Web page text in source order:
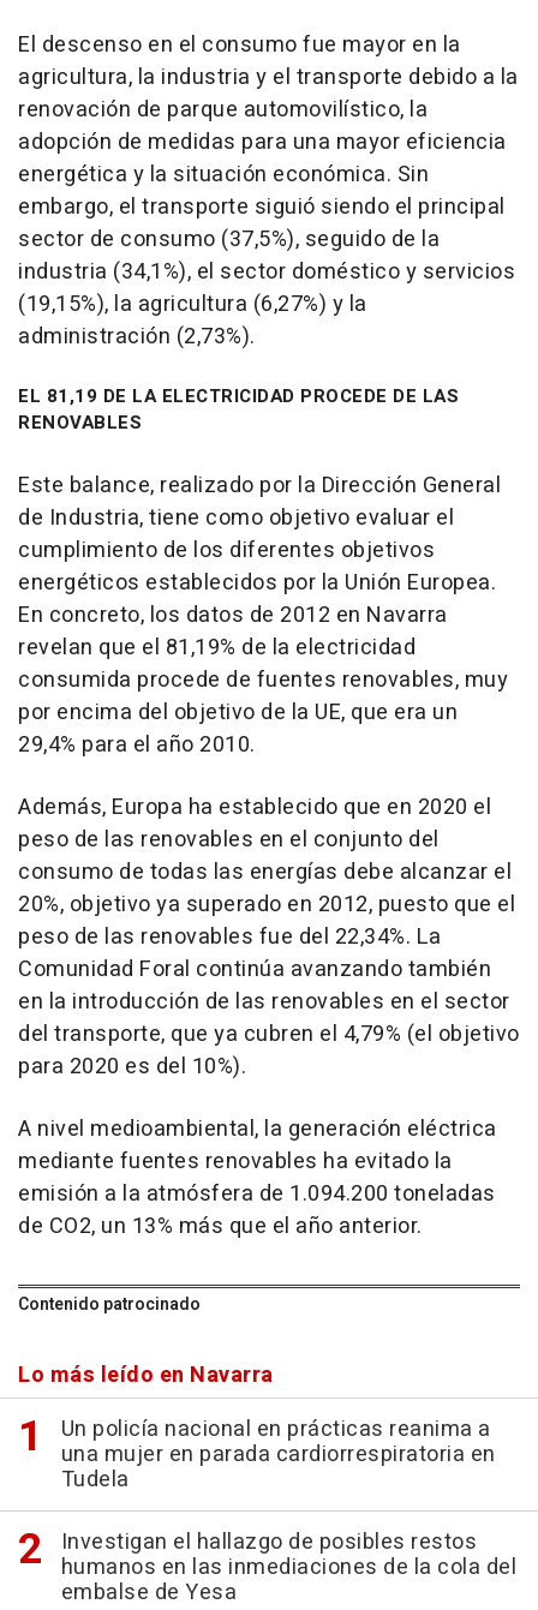
El descenso en el consumo fue mayor en la
agricultura, la industria y el transporte debido a la
renovación de parque automovilístico, la
adopción de medidas para una mayor eficiencia
energética y la situación económica. Sin
embargo, el transporte siguió siendo el principal
sector de consumo (37,5%), seguido de la
industria (34,1%), el sector doméstico y servicios
(19,15%), la agricultura (6,27%) y la
administración (2,73%).
EL 81,19 DE LA ELECTRICIDAD PROCEDE DE LAS
RENOVABLES
Este balance, realizado por la Dirección General
de Industria, tiene como objetivo evaluar el
cumplimiento de los diferentes objetivos
energéticos establecidos por la Unión Europea.
En concreto, los datos de 2012 en Navarra
revelan que el 81,19% de la electricidad
consumida procede de fuentes renovables, muy
por encima del objetivo de la UE, que era un
29,4% para el año 2010.
Además, Europa ha establecido que en 2020 el
peso de las renovables en el conjunto del
consumo de todas las energías debe alcanzar el
20%, objetivo ya superado en 2012, puesto que el
peso de las renovables fue del 22,34%. La
Comunidad Foral continúa avanzando también
en la introducción de las renovables en el sector
del transporte, que ya cubren el 4,79% (el objetivo
para 2020 es del 10%).
A nivel medioambiental, la generación eléctrica
mediante fuentes renovables ha evitado la
emisión a la atmósfera de 1.094.200 toneladas
de CO2, un 13% más que el año anterior.
Contenido patrocinado
Lo más leído en Navarra
Un policía nacional en prácticas reanima a
una mujer en parada cardiorrespiratoria en
Tudela
Investigan el hallazgo de posibles restos
humanos en las inmediaciones de la cola del
embalse de Yesa